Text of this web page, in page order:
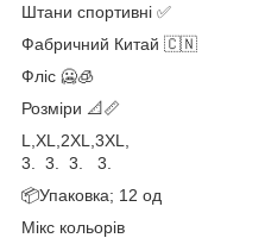
Штани спортивні ✅
Фабричний Китай 🇨🇳
Фліс 🥶🧊
Розміри 📐📏
L,XL,2XL,3XL,
3. 3. 3. 3.
📦Упаковка; 12 од
Мікс кольорів